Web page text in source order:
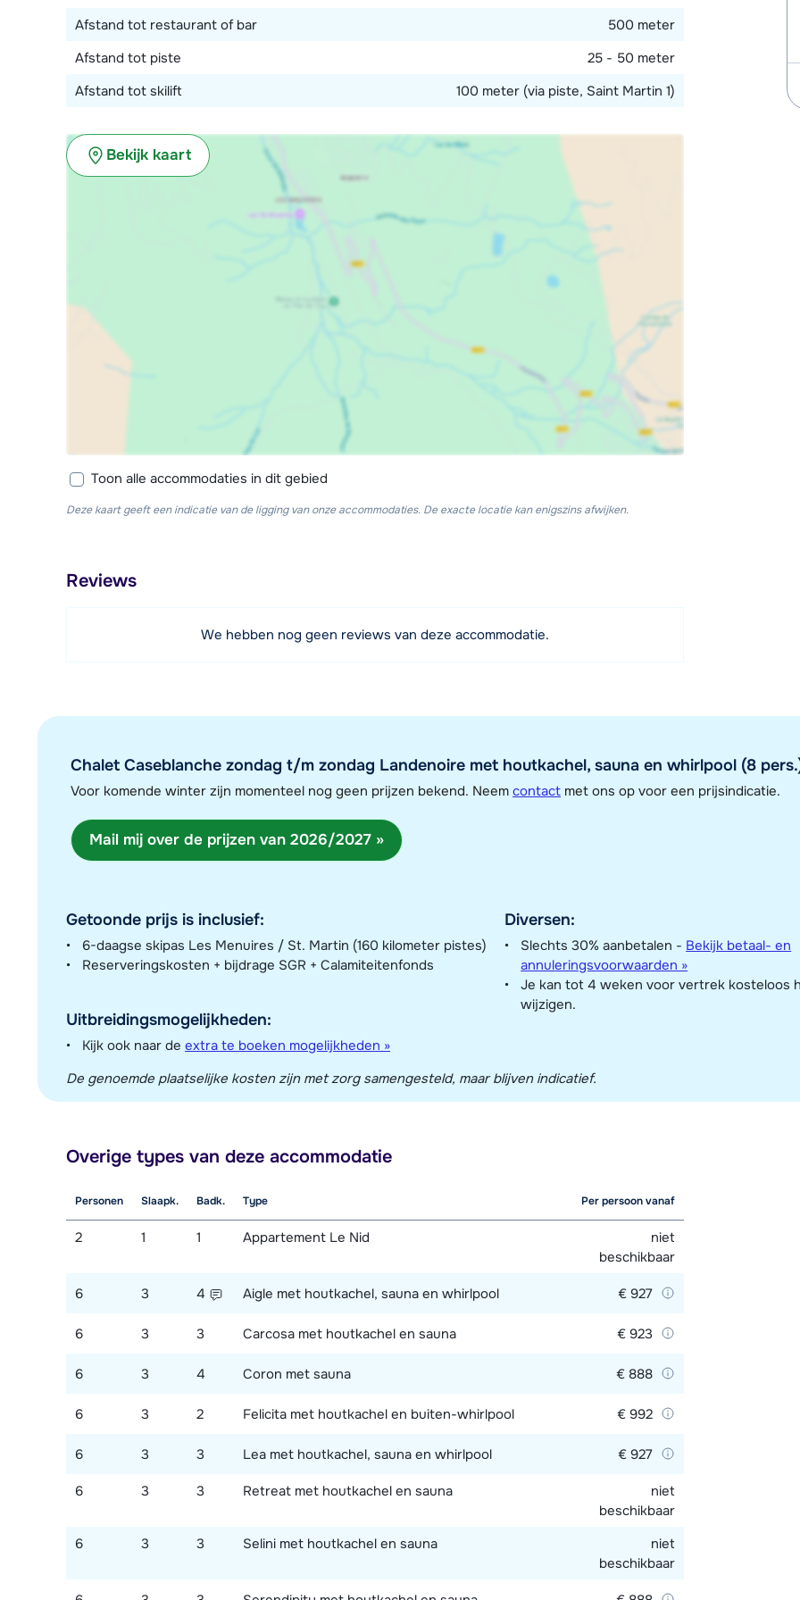
wasmachine en droger.
Afstand tot restaurant of bar
500 meter
Afstand tot piste
25 - 50 meter
Afstand tot skilift
100 meter (via piste, Saint Martin 1)
Bekijk kaart
Toon alle accommodaties in dit gebied
Deze kaart geeft een indicatie van de ligging van onze accommodaties. De exacte locatie kan enigszins afwijken.
Reviews
We hebben nog geen reviews van deze accommodatie.
Chalet Caseblanche zondag t/m zondag Landenoire met houtkachel, sauna en whirlpool (8
Voor komende winter zijn momenteel nog geen prijzen bekend. Neem contact met ons op voor een prijsindicatie.
Mail mij over de prijzen van 2026/2027 »
Getoonde prijs is inclusief:
6-daagse skipas Les Menuires / St. Martin (160 kilometer pistes)
Reserveringskosten + bijdrage SGR + Calamiteitenfonds
Uitbreidingsmogelijkheden:
Kijk ook naar de extra te boeken mogelijkheden »
Diversen:
Slechts 30% aanbetalen - Bekijk betaal- en
annuleringsvoorwaarden »
Je kan tot 4 weken voor vertrek kosteloos
wijzigen.
De genoemde plaatselijke kosten zijn met zorg samengesteld, maar blijven indicatief.
Overige types van deze accommodatie
Personen Slaapk. Badk. Type Per persoon vanaf
2 1 1 Appartement Le Nid
niet
beschikbaar
6 3 4 Aigle met houtkachel, sauna en whirlpool € 927
6 3 3 Carcosa met houtkachel en sauna € 923
6 3 4 Coron met sauna € 888
6 3 2 Felicita met houtkachel en buiten-whirlpool € 992
6 3 3 Lea met houtkachel, sauna en whirlpool € 927
6 3 3 Retreat met houtkachel en sauna
niet
beschikbaar
6
3 3 Selini met houtkachel en sauna
niet
beschikbaar